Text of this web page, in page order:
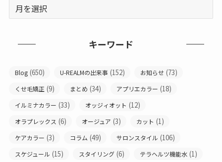
キーワード
Blog (650) U-REALMの出来事 (152) お知らせ (73)
くせ毛矯正 (9) まとめ (34) アプリエカラー (18)
イルミナカラー (33) オッジィオット (12)
オラプレックス (6) オージュア (3) カット (1)
ケアカラー (3) コラム (49) サロンスタイル (106)
スケジュール (15) スタイリング (6) テラヘルツ機能水 (1)